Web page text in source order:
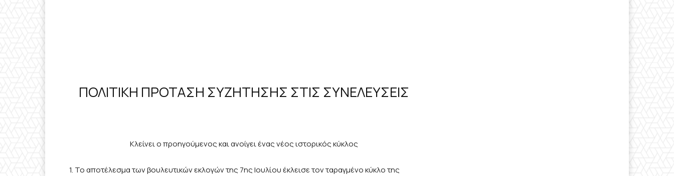
ΠΟΛΙΤΙΚΗ ΠΡΟΤΑΣΗ ΣΥΖΗΤΗΣΗΣ ΣΤΙΣ ΣΥΝΕΛΕΥΣΕΙΣ
Κλείνει ο προηγούμενος και ανοίγει ένας νέος ιστορικός κύκλος
1. Το αποτέλεσμα των βουλευτικών εκλογών της 7ης Ιουλίου έκλεισε τον ταραγμένο κύκλο της